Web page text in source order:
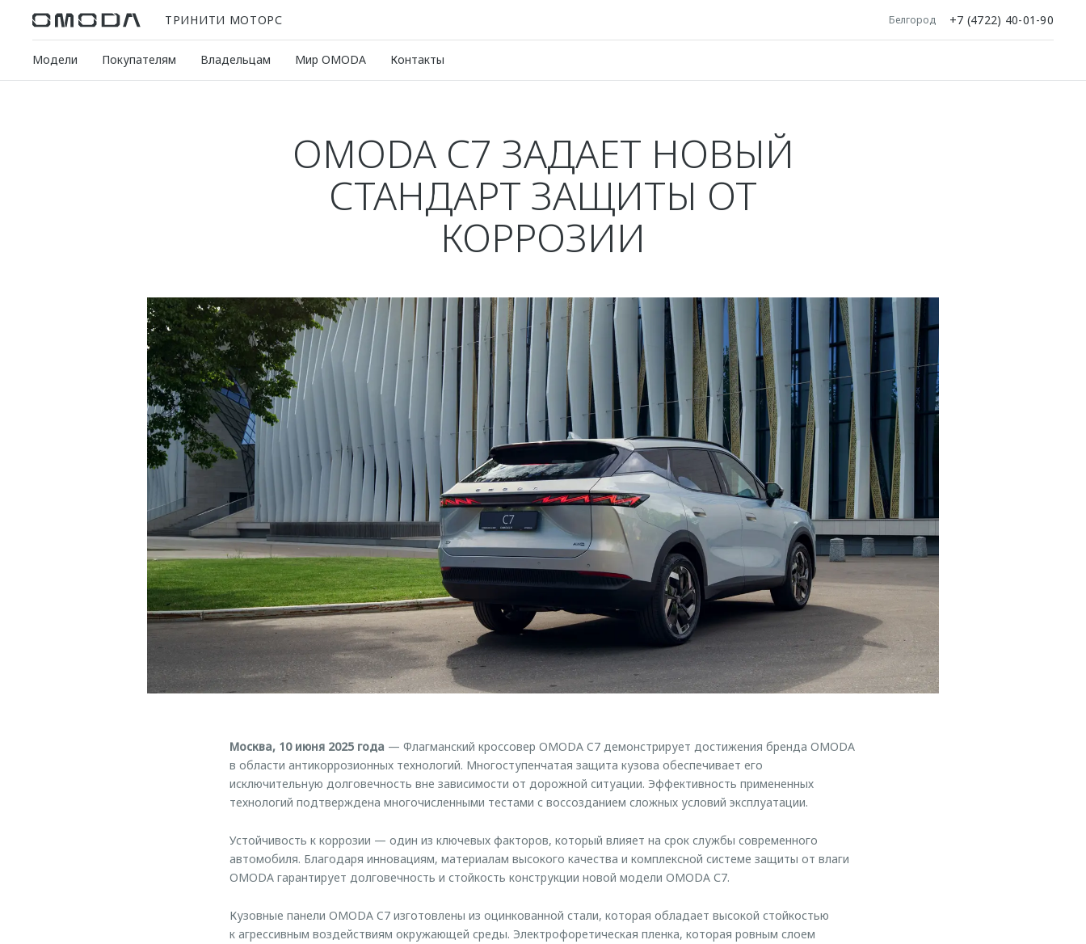
ТРИНИТИ МОТОРС Белгород +7 (4722) 40-01-90
Модели Покупателям Владельцам Мир OMODA Контакты
OMODA C7 ЗАДАЕТ НОВЫЙ
СТАНДАРТ ЗАЩИТЫ ОТ
КОРРОЗИИ
Москва, 10 июня 2025 года — Флагманский кроссовер OMODA C7 демонстрирует достижения бренда OMODA
в области антикоррозионных технологий. Многоступенчатая защита кузова обеспечивает его
исключительную долговечность вне зависимости от дорожной ситуации. Эффективность примененных
технологий подтверждена многочисленными тестами с воссозданием сложных условий эксплуатации.
Устойчивость к коррозии — один из ключевых факторов, который влияет на срок службы современного
автомобиля. Благодаря инновациям, материалам высокого качества и комплексной системе защиты от влаги
OMODA гарантирует долговечность и стойкость конструкции новой модели OMODA С7.
Кузовные панели OMODA C7 изготовлены из оцинкованной стали, которая обладает высокой стойкостью
к агрессивным воздействиям окружающей среды. Электрофоретическая пленка, которая ровным слоем